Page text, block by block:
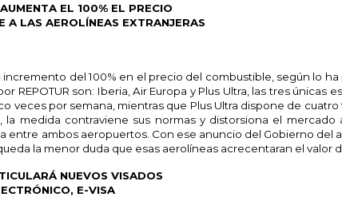
EL 100% EL PRECIO
A LAS AEROLÍNEAS EXTRANJERAS
del 100% en el precio del combustible, según lo
REPOTUR son: Iberia, Air Europa y Plus Ultra, las tres
veces por semana, mientras que Plus Ultra dispone de
medida contraviene sus normas y distorsiona el
ambos aeropuertos. Con ese anuncio del Gobierno del
la menor duda que esas aerolíneas acrecentaran el valor
NUEVOS VISADOS
E-VISA